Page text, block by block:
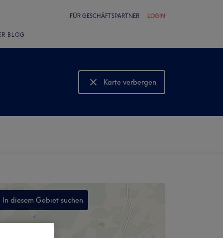
FÜR GESCHÄFTSPARTNER LOGIN
BLOG
Karte verbergen
Karte anzeigen
In diesem Gebiet suchen
,